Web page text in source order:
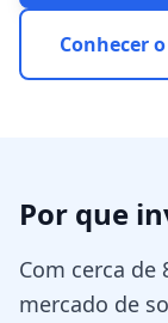
Conhecer
Por que
Com cerca
mercado de